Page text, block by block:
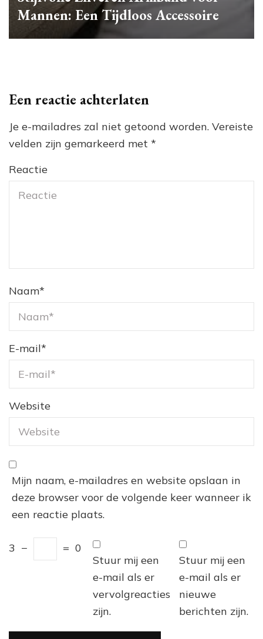
Mannen: Een Tijdloos Accessoire
Een reactie achterlaten
Je e-mailadres zal niet getoond worden. Vereiste
velden zijn gemarkeerd met *
Reactie
Naam*
E-mail*
Website
Mijn naam, e-mailadres en website opslaan in
deze browser voor de volgende keer wanneer ik
een reactie plaats.
3 − = 0
Stuur mij een
e-mail als er
vervolgreacties
zijn.
Stuur mij een
e-mail als er
nieuwe
berichten zijn.